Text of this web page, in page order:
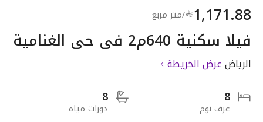
1,171.88
/متر مربع
فيلا سكنية 640م2 في حي الغنامية
الرياضعرض الخريطة
8
غرف نوم
8
دورات مياه